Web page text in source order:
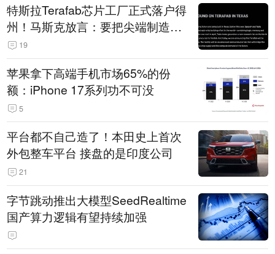
特斯拉Terafab芯片工厂正式落户得
州！马斯克放言：要把尖端制造带
回美国
19
苹果拿下高端手机市场65%的份
额：iPhone 17系列功不可没
5
平台都不自己造了！本田史上首次
外包整车平台 接盘的是印度公司
21
字节跳动推出大模型SeedRealtime
国产算力逻辑有望持续加强